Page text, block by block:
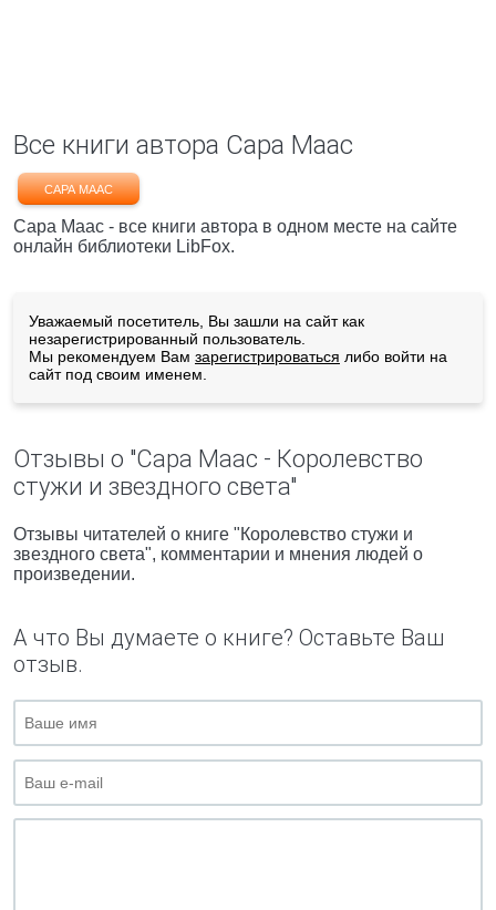
Все книги автора Сара Маас
САРА МААС
Сара Маас - все книги автора в одном месте на сайте
онлайн библиотеки LibFox.
Уважаемый посетитель, Вы зашли на сайт как
незарегистрированный пользователь.
Мы рекомендуем Вам зарегистрироваться либо войти на
сайт под своим именем.
Отзывы о "Сара Маас - Королевство
стужи и звездного света"
Отзывы читателей о книге "Королевство стужи и
звездного света", комментарии и мнения людей о
произведении.
А что Вы думаете о книге? Оставьте Ваш
отзыв.